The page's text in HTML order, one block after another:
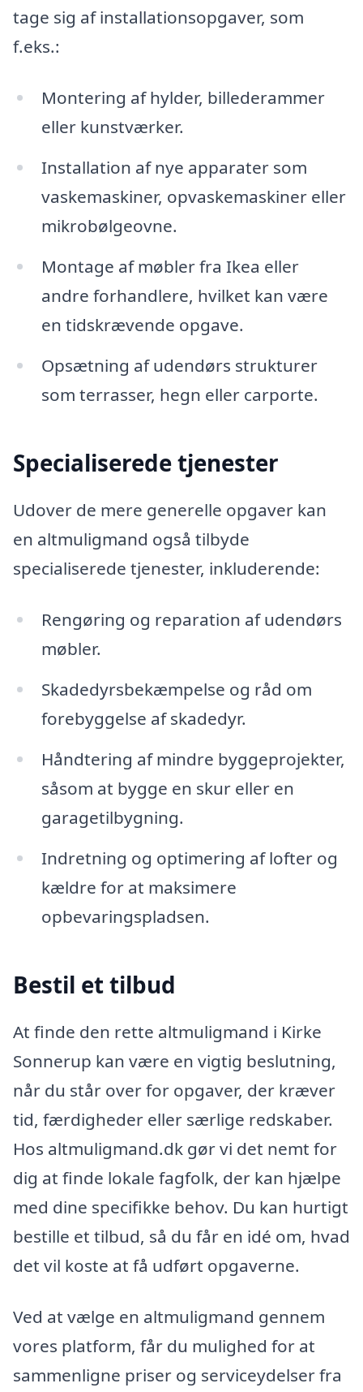
tage sig af installationsopgaver, som
f.eks.:
Montering af hylder, billederammer
eller kunstværker.
Installation af nye apparater som
vaskemaskiner, opvaskemaskiner eller
mikrobølgeovne.
Montage af møbler fra Ikea eller
andre forhandlere, hvilket kan være
en tidskrævende opgave.
Opsætning af udendørs strukturer
som terrasser, hegn eller carporte.
Specialiserede tjenester
Udover de mere generelle opgaver kan
en altmuligmand også tilbyde
specialiserede tjenester, inkluderende:
Rengøring og reparation af udendørs
møbler.
Skadedyrsbekæmpelse og råd om
forebyggelse af skadedyr.
Håndtering af mindre byggeprojekter,
såsom at bygge en skur eller en
garagetilbygning.
Indretning og optimering af lofter og
kældre for at maksimere
opbevaringspladsen.
Bestil et tilbud
At finde den rette altmuligmand i Kirke
Sonnerup kan være en vigtig beslutning,
når du står over for opgaver, der kræver
tid, færdigheder eller særlige redskaber.
Hos altmuligmand.dk gør vi det nemt for
dig at finde lokale fagfolk, der kan hjælpe
med dine specifikke behov. Du kan hurtigt
bestille et tilbud, så du får en idé om, hvad
det vil koste at få udført opgaverne.
Ved at vælge en altmuligmand gennem
vores platform, får du mulighed for at
sammenligne priser og serviceydelser fra